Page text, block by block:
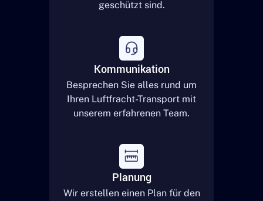
geschützt sind.
Kommunikation
Besprechen Sie alles rund um
Ihren Luftfracht-Transport mit
unserem erfahrenen Team.
Planung
Wir erstellen einen Plan für den